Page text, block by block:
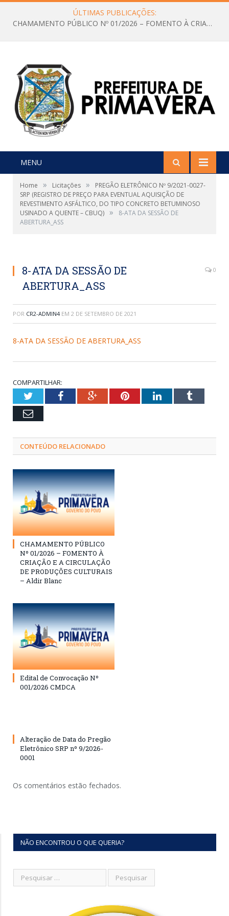
ÚLTIMAS PUBLICAÇÕES:
CHAMAMENTO PÚBLICO Nº 01/2026 – FOMENTO À CRIAÇÃO E A CIRCULAÇÃO DE PRODUÇÕES CULTURAIS – Aldir Blanc
MENU
Home » Licitações »
PREGÃO ELETRÔNICO Nº 9/2021-0027-
SRP (REGISTRO DE PREÇO PARA EVENTUAL AQUISIÇÃO DE
REVESTIMENTO ASFÁLTICO, DO TIPO CONCRETO BETUMINOSO
USINADO A QUENTE – CBUQ) »
8-ATA DA SESSÃO DE
ABERTURA_ASS
8-ATA DA SESSÃO DE
ABERTURA_ASS
0
POR CR2-ADMIN4 EM 2 DE SETEMBRO DE 2021
8-ATA DA SESSÃO DE ABERTURA_ASS
COMPARTILHAR:
TwitterFacebookGoogle+PinterestLinkedInTumblr
Email
CONTEÚDO RELACIONADO
CHAMAMENTO PÚBLICO
Nº 01/2026 – FOMENTO À
CRIAÇÃO E A CIRCULAÇÃO
DE PRODUÇÕES CULTURAIS
– Aldir Blanc
Edital de Convocação Nº
001/2026 CMDCA
Alteração de Data do Pregão
Eletrônico SRP nº 9/2026-
0001
Os comentários estão fechados.
NÃO ENCONTROU O QUE QUERIA?